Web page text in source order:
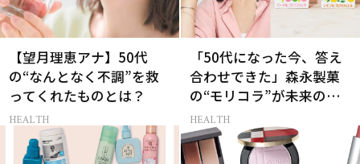
【望月理恵アナ】50代
の“なんとなく不調”を救
ってくれたものとは？
HEALTH
「50代になった今、答え
合わせできた」森永製菓
の“モリコラ”が未来のキ
レイを連れてくる！
HEALTH